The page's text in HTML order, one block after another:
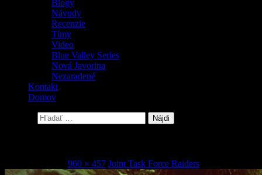
Blogy
Návody
Recenzie
Tímy
Video
Blue Valley Series
Nová Javorina
Nezaradené
Kontakt
Domov
960 × 457 Joint Task Force Raiders